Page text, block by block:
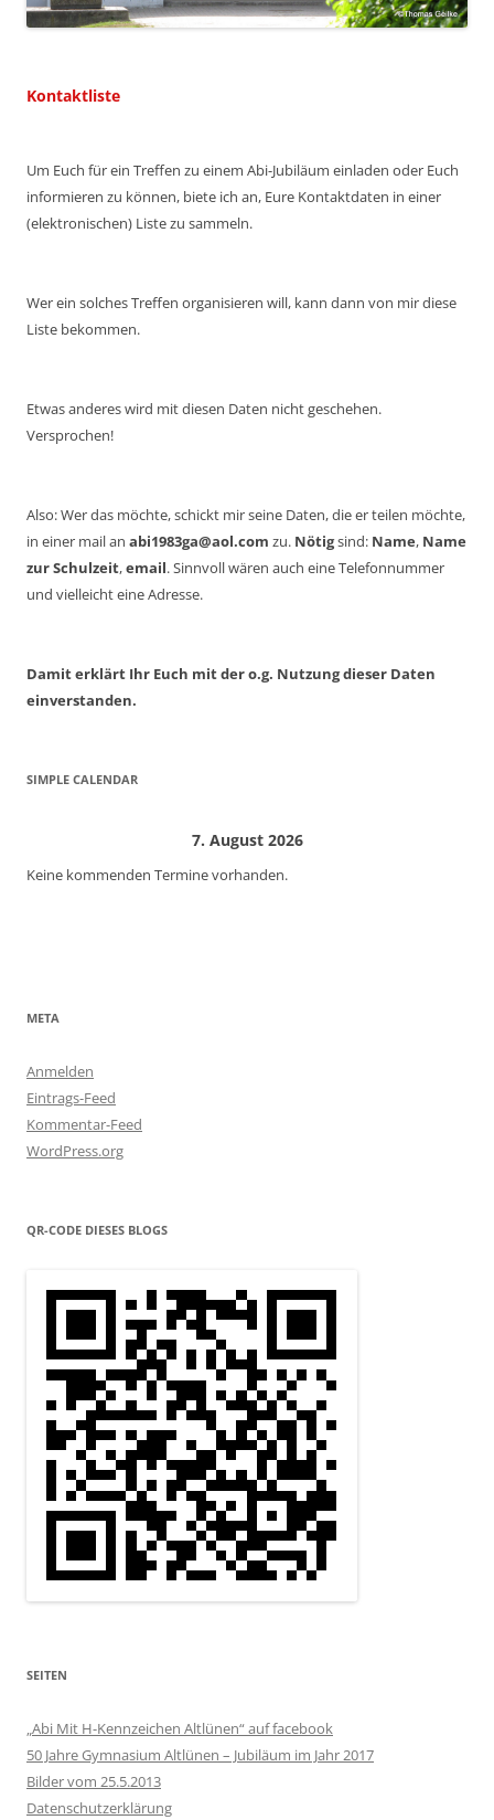
Kontaktliste
Um Euch für ein Treffen zu einem Abi-Jubiläum einladen oder Euch
informieren zu können, biete ich an, Eure Kontaktdaten in einer
(elektronischen) Liste zu sammeln.
Wer ein solches Treffen organisieren will, kann dann von mir diese
Liste bekommen.
Etwas anderes wird mit diesen Daten nicht geschehen.
Versprochen!
Also: Wer das möchte, schickt mir seine Daten, die er teilen möchte,
in einer mail an abi1983ga@aol.com zu. Nötigsind: Name, Name
zur Schulzeit,email. Sinnvoll wären auch eine Telefonnummer
und vielleicht eine Adresse.
Damit erklärt Ihr Euch mit der o.g. Nutzung dieser Daten
einverstanden.
SIMPLE CALENDAR
7. August 2026
Keine kommenden Termine vorhanden.
META
Anmelden
Eintrags-Feed
Kommentar-Feed
WordPress.org
QR-CODE DIESES BLOGS
SEITEN
„Abi Mit H-Kennzeichen Altlünen“ auf facebook
50 Jahre Gymnasium Altlünen – Jubiläum im Jahr 2017
Bilder vom 25.5.2013
Datenschutzerklärung